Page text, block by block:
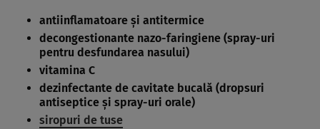
antiinflamatoare și antitermice
decongestionante nazo-faringiene (spray-uri
pentru desfundarea nasului)
vitamina C
dezinfectante de cavitate bucală (dropsuri
antiseptice și spray-uri orale)
siropuri de tuse